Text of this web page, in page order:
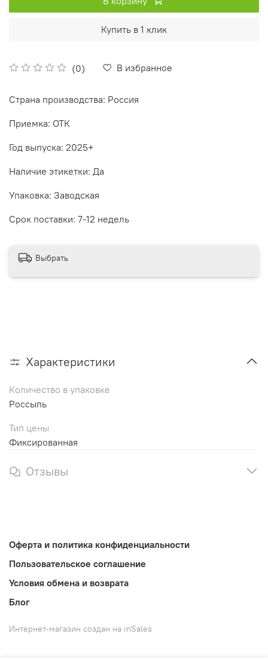
(0) В избранное
Купить в 1 клик
Страна производства: Россия
Приемка: ОТК
Год выпуска: 2025+
Наличие этикетки: Да
Упаковка: Заводская
Срок поставки: 7-12 недель
Выбрать
Характеристики
Количество в упаковке
Россыпь
Тип цены
Фиксированная
Отзывы
Оферта и политика конфиденциальности
Пользовательское соглашение
Условия обмена и возврата
Блог
Интернет-магазин создан на inSales